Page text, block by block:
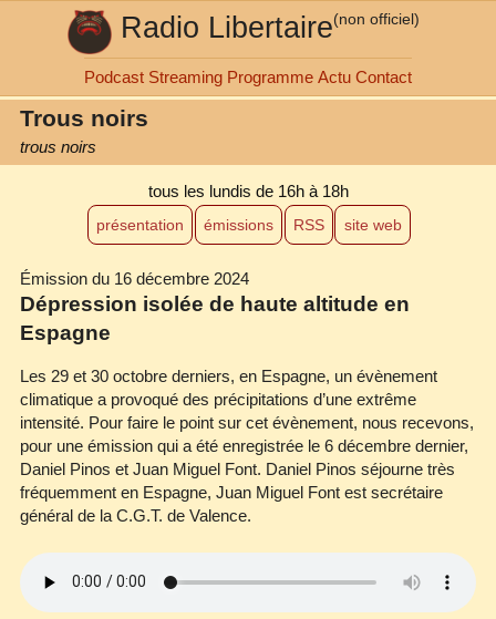
Radio Libertaire(non officiel)
Podcast Streaming Programme Actu Contact
Trous noirs
trous noirs
tous les lundis de 16h à 18h
présentation émissions RSS site web
Émission du 16 décembre 2024
Dépression isolée de haute altitude en
Espagne
Les 29 et 30 octobre derniers, en Espagne, un évènement
climatique a provoqué des précipitations d’une extrême
intensité. Pour faire le point sur cet évènement, nous recevons,
pour une émission qui a été enregistrée le 6 décembre dernier,
Daniel Pinos et Juan Miguel Font. Daniel Pinos séjourne très
fréquemment en Espagne, Juan Miguel Font est secrétaire
général de la C.G.T. de Valence.